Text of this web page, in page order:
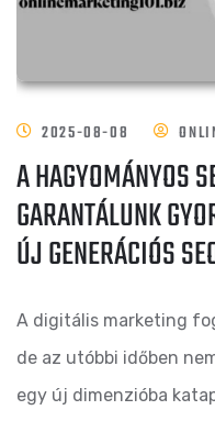
2025-08-08
A HAGYOMÁNYOS
GARANTÁLUNK
ÚJ GENERÁCIÓS
A digitális marketing
de az utóbbi időben
egy új dimenzióba